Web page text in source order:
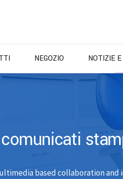
NEGOZIO NOTIZIE
based collaboration